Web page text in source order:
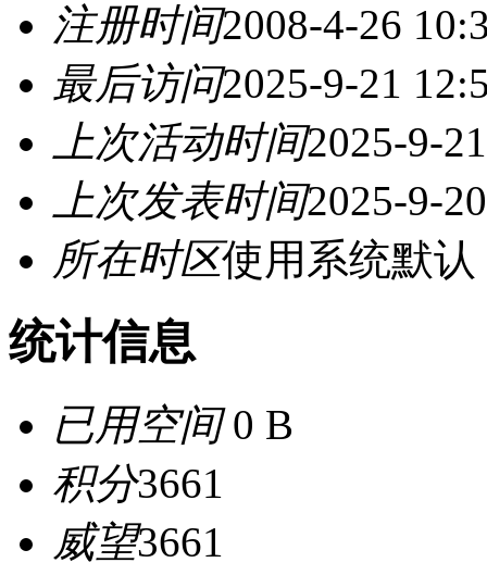
注册时间2008-4-26
最后访问2025-9-21
上次活动时间2025-9-
上次发表时间2025-9-
所在时区使用系统默认
统计信息
已用空间0 B
积分3661
威望3661